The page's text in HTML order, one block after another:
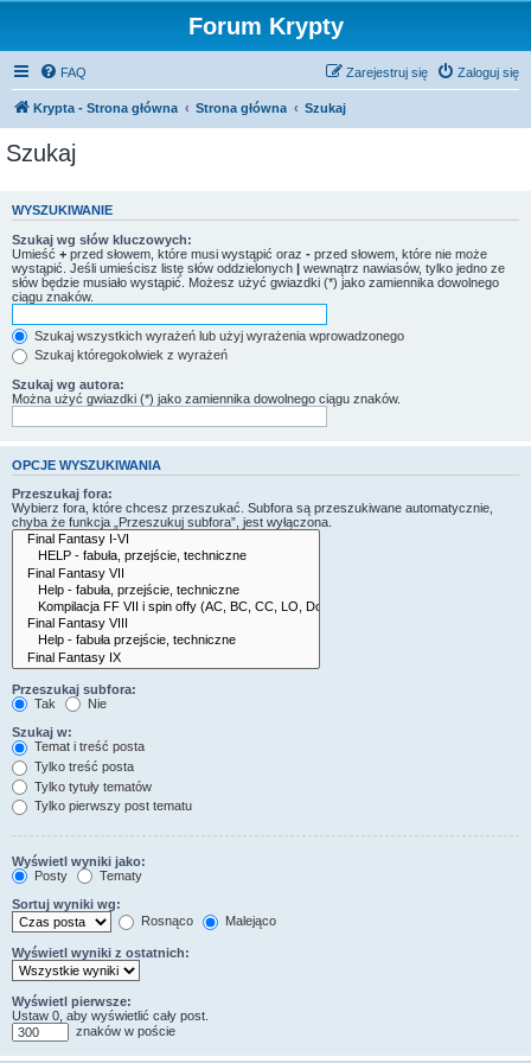
Forum Krypty
FAQ Zaloguj się
Zarejestruj się
Krypta - Strona główna Strona główna Szukaj
Szukaj
WYSZUKIWANIE
Szukaj wg słów kluczowych:
Umieść + przed słowem, które musi wystąpić oraz - przed słowem, które nie może
wystąpić. Jeśli umieścisz listę słów oddzielonych | wewnątrz nawiasów, tylko jedno ze
słów będzie musiało wystąpić. Możesz użyć gwiazdki (*) jako zamiennika dowolnego
ciągu znaków.
Szukaj wszystkich wyrażeń lub użyj wyrażenia wprowadzonego
Szukaj któregokolwiek z wyrażeń
Szukaj wg autora:
Można użyć gwiazdki (*) jako zamiennika dowolnego ciągu znaków.
OPCJE WYSZUKIWANIA
Przeszukaj fora:
Wybierz fora, które chcesz przeszukać. Subfora są przeszukiwane automatycznie,
chyba że funkcja „Przeszukuj subfora”, jest wyłączona.
Przeszukaj subfora:
Tak
Nie
Szukaj w:
Temat i treść posta
Tylko treść posta
Tylko tytuły tematów
Tylko pierwszy post tematu
Wyświetl wyniki jako:
Posty
Tematy
Sortuj wyniki wg:
Rosnąco
Malejąco
Wyświetl wyniki z ostatnich:
Wyświetl pierwsze:
Ustaw 0, aby wyświetlić cały post.
znaków w poście